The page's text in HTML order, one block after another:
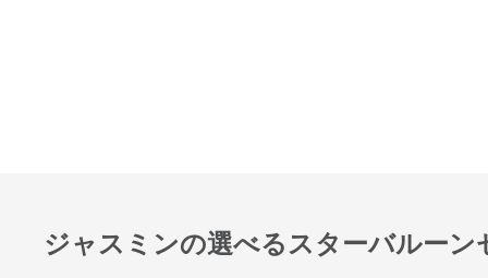
ジャスミンの選べるスターバルー